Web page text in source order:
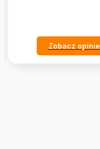
Zobacz opinie